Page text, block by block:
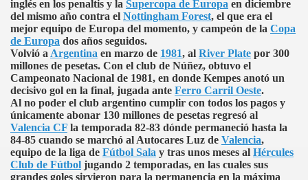
inglés en los penaltis y la Supercopa de Europa en diciembre
del mismo año contra el Nottingham Forest, el que era el
mejor equipo de Europa del momento, y campeón de la Copa
de Europa dos años seguidos.
Volvió a Argentina en marzo de 1981, al River Plate por 300
millones de pesetas. Con el club de Núñez, obtuvo el
Campeonato Nacional de 1981, en donde Kempes anotó un
decisivo gol en la final, jugada ante Ferro Carril Oeste.
Al no poder el club argentino cumplir con todos los pagos y
únicamente abonar 130 millones de pesetas regresó al
Valencia CF la temporada 82-83 dónde permaneció hasta la
84-85 cuando se marchó al Autocares Luz de Valencia,
equipo de la liga de Fútbol Sala y tras unos meses al Hércules
Club de Fútbol jugando 2 temporadas, en las cuales sus
grandes goles sirvieron para la permanencia en la máxima